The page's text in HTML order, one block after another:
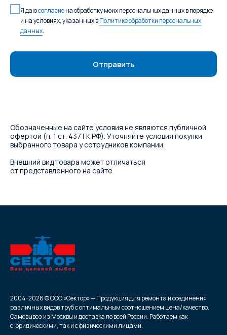
Я даюсогласиена обработку моих персональных данных в порядке
и на условиях, указанных вПолитике обработки персональных
данных.
Отправить
Обозначенные на сайте условия не являются публичной
офертой (п. 1 ст. 437 ГК РФ). Уточняйте условия покупки
выбранного товара у сотрудников компании.
Внешний вид товара может отличаться
от представленного на сайте.
2004-2026 © ООО «Сектор» — Продукция для ремонта и соединения
различных видов труб с оптимальным соотношением цена/качество.
Самовывоз из Москвы и доставка по всей России. Работаем как
с юридическими, так и с физическими лицами.